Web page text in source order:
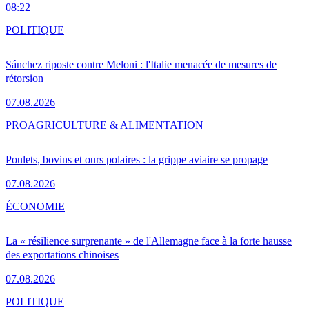
08:22
Sánchez riposte contre Meloni : l'Italie menacée de mesures de
rétorsion
07.08.2026
POLITIQUE
Poulets, bovins et ours polaires : la grippe aviaire se propage
07.08.2026
PROAGRICULTURE & ALIMENTATION
La « résilience surprenante » de l'Allemagne face à la forte hausse
des exportations chinoises
07.08.2026
ÉCONOMIE
POLITIQUE